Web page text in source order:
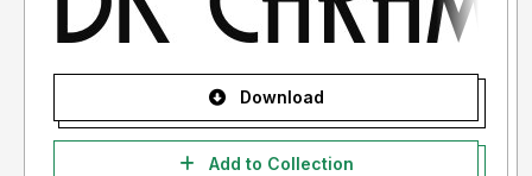
Download
Add to Collection